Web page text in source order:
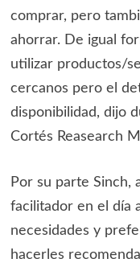
comprar, pero
ahorrar. De igual
utilizar productos/
cercanos pero el
disponibilidad, dijo
Cortés Reasearch
Por su parte Sinch,
facilitador en el día
necesidades y
hacerles